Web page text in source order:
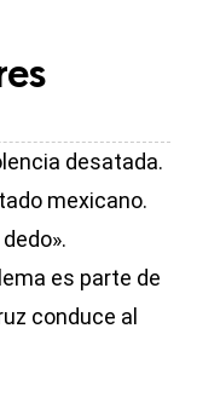
Facebook
Twitter
mediante LinkedIn
actual mediante
desatada.
mexicano.
es parte de
conduce al